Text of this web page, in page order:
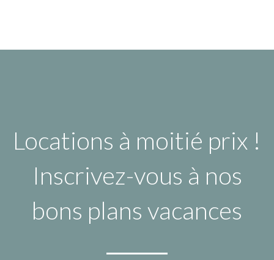
Locations à moitié prix !
Inscrivez-vous à nos
bons plans vacances